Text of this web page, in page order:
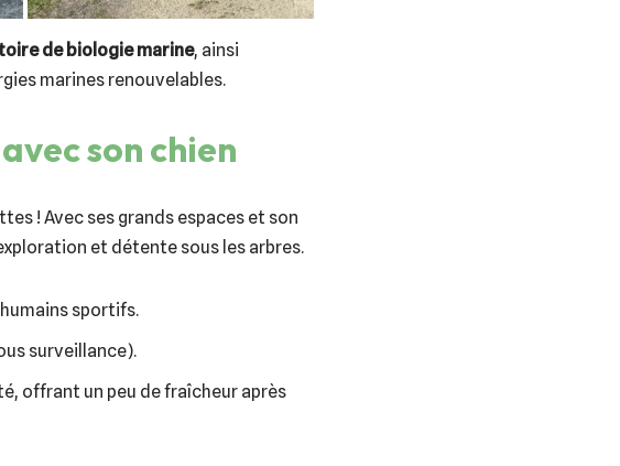
de biologie marine, ainsi
marines renouvelables.
son chien
! Avec ses grands espaces et son
et détente sous les arbres.
sportifs.
surveillance).
offrant un peu de fraîcheur après